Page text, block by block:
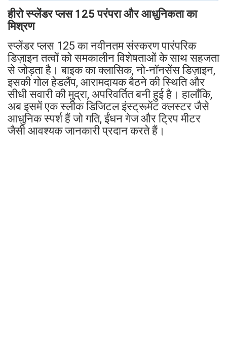
हीरो स्प्लेंडर प्लस 125 परंपरा और आधुनिकता का
मिश्रण
स्प्लेंडर प्लस 125 का नवीनतम संस्करण पारंपरिक
डिज़ाइन तत्वों को समकालीन विशेषताओं के साथ सहजता
से जोड़ता है। बाइक का क्लासिक, नो-नॉनसेंस डिज़ाइन,
इसकी गोल हेडलैंप, आरामदायक बैठने की स्थिति और
सीधी सवारी की मुद्रा, अपरिवर्तित बनी हुई है। हालाँकि,
अब इसमें एक स्लीक डिजिटल इंस्ट्रूमेंट क्लस्टर जैसे
आधुनिक स्पर्श हैं जो गति, ईंधन गेज और ट्रिप मीटर
जैसी आवश्यक जानकारी प्रदान करते हैं।